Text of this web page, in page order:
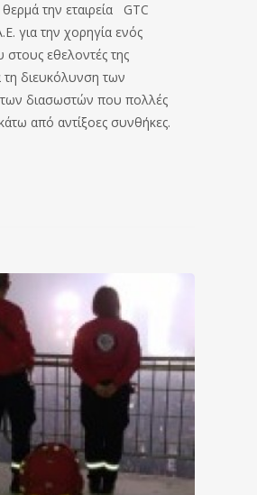
την εταιρεία GTC
για την χορηγία ενός
εθελοντές της
διευκόλυνση των
των διασωστών που πολλές
από αντίξοες συνθήκες.